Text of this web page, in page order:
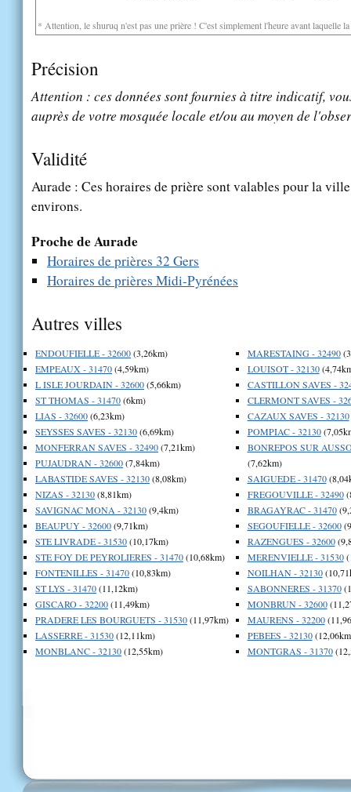
* Attention, le shuruq n'est pas une prière ! C'est simplement l'heure avant laquelle
Précision
Attention : ces données sont fournies à titre indicatif,
auprès de votre mosquée locale et/ou au moyen de
Validité
Aurade : Ces horaires de prière sont valables pour la
environs.
Proche de Aurade
Horaires de prières 32 Gers
Horaires de prières Midi-Pyrénées
Autres villes
ENDOUFIELLE - 32600(3,26km)
EMPEAUX - 31470(4,59km)
L ISLE JOURDAIN - 32600(5,66km)
ST THOMAS - 31470(6km)
LIAS - 32600(6,23km)
SEYSSES SAVES - 32130(6,69km)
MONFERRAN SAVES - 32490(7,21km)
PUJAUDRAN - 32600(7,84km)
LABASTIDE SAVES - 32130(8,08km)
NIZAS - 32130(8,81km)
SAVIGNAC MONA - 32130(9,4km)
BEAUPUY - 32600(9,71km)
STE LIVRADE - 31530(10,17km)
STE FOY DE PEYROLIERES - 31470(10,68km)
FONTENILLES - 31470(10,83km)
ST LYS - 31470(11,12km)
GISCARO - 32200(11,49km)
PRADERE LES BOURGUETS - 31530(11,97km)
LASSERRE - 31530(12,11km)
MONBLANC - 32130(12,55km)
MARESTAING - 32490
LOUISOT - 32130
CASTILLON SAVES -
CLERMONT SAVES -
CAZAUX SAVES - 32130
POMPIAC - 32130
BONREPOS SUR
(7,62km)
SAIGUEDE - 31470
FREGOUVILLE - 32490
BRAGAYRAC - 31470
SEGOUFIELLE - 32600
RAZENGUES - 32600
MERENVIELLE - 31530
NOILHAN - 32130
SABONNERES - 31370
MONBRUN - 32600
MAURENS - 32200
PEBEES - 32130
MONTGRAS - 31370